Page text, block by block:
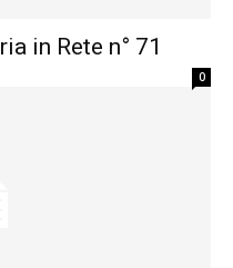
in Rete n° 71
0